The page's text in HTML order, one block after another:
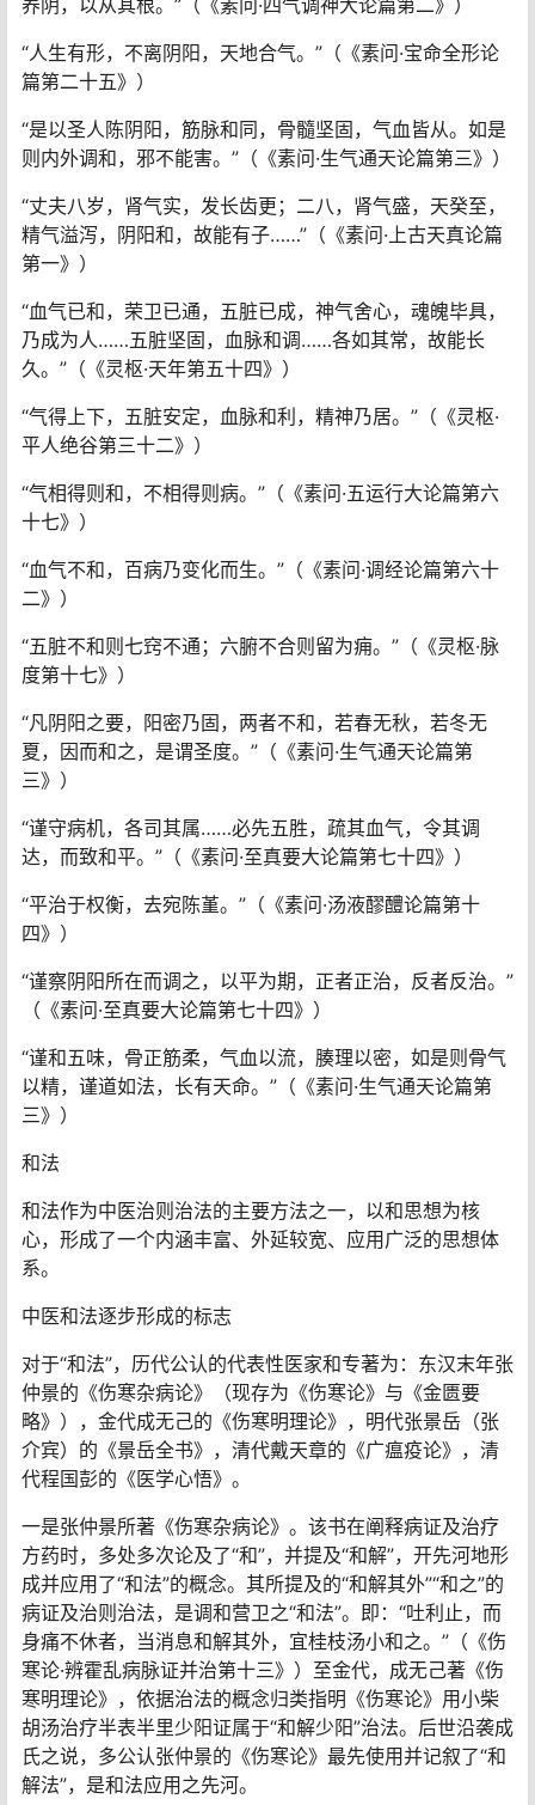
养阴，以从其根。”（《素问·四气调神大论篇第二》）
“人生有形，不离阴阳，天地合气。”（《素问·宝命全形论
篇第二十五》）
“是以圣人陈阴阳，筋脉和同，骨髓坚固，气血皆从。如是
则内外调和，邪不能害。”（《素问·生气通天论篇第三》）
“丈夫八岁，肾气实，发长齿更；二八，肾气盛，天癸至，
精气溢泻，阴阳和，故能有子……”（《素问·上古天真论篇
第一》）
“血气已和，荣卫已通，五脏已成，神气舍心，魂魄毕具，
乃成为人……五脏坚固，血脉和调……各如其常，故能长
久。”（《灵枢·天年第五十四》）
“气得上下，五脏安定，血脉和利，精神乃居。”（《灵枢·
平人绝谷第三十二》）
“气相得则和，不相得则病。”（《素问·五运行大论篇第六
十七》）
“血气不和，百病乃变化而生。”（《素问·调经论篇第六十
二》）
“五脏不和则七窍不通；六腑不合则留为痈。”（《灵枢·脉
度第十七》）
“凡阴阳之要，阳密乃固，两者不和，若春无秋，若冬无
夏，因而和之，是谓圣度。”（《素问·生气通天论篇第
三》）
“谨守病机，各司其属……必先五胜，疏其血气，令其调
达，而致和平。”（《素问·至真要大论篇第七十四》）
“平治于权衡，去宛陈堇。”（《素问·汤液醪醴论篇第十
四》）
“谨察阴阳所在而调之，以平为期，正者正治，反者反治。”
（《素问·至真要大论篇第七十四》）
“谨和五味，骨正筋柔，气血以流，腠理以密，如是则骨气
以精，谨道如法，长有天命。”（《素问·生气通天论篇第
三》）
和法
和法作为中医治则治法的主要方法之一，以和思想为核
心，形成了一个内涵丰富、外延较宽、应用广泛的思想体
系。
中医和法逐步形成的标志
对于“和法”，历代公认的代表性医家和专著为：东汉末年张
仲景的《伤寒杂病论》（现存为《伤寒论》与《金匮要
略》），金代成无己的《伤寒明理论》，明代张景岳（张
介宾）的《景岳全书》，清代戴天章的《广瘟疫论》，清
代程国彭的《医学心悟》。
一是张仲景所著《伤寒杂病论》。该书在阐释病证及治疗
方药时，多处多次论及了“和”，并提及“和解”，开先河地形
成并应用了“和法”的概念。其所提及的“和解其外”“和之”的
病证及治则治法，是调和营卫之“和法”。即：“吐利止，而
身痛不休者，当消息和解其外，宜桂枝汤小和之。”（《伤
寒论·辨霍乱病脉证并治第十三》）至金代，成无己著《伤
寒明理论》，依据治法的概念归类指明《伤寒论》用小柴
胡汤治疗半表半里少阳证属于“和解少阳”治法。后世沿袭成
氏之说，多公认张仲景的《伤寒论》最先使用并记叙了“和
解法”，是和法应用之先河。